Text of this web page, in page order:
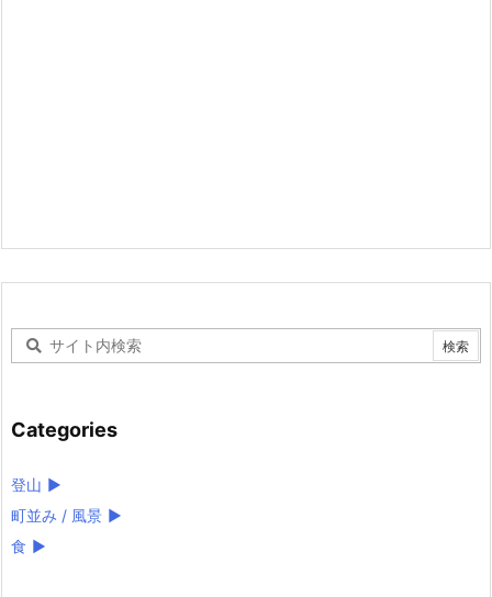
Categories
登山 ►
町並み / 風景 ►
食 ►